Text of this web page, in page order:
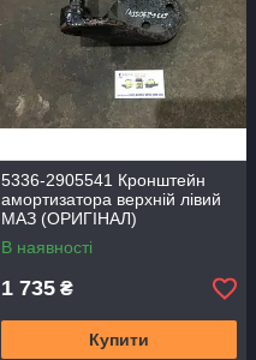
5336-2905541 Кронштейн
амортизатора верхній лівий
МАЗ (ОРИГІНАЛ)
В наявності
1 735 ₴
Купити